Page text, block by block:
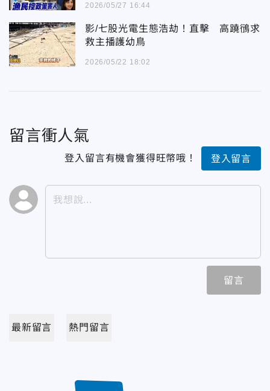
2026/05/27 16:44
影/七股光電生態浩劫！直擊 高蹺鴴求
救主播護幼鳥
2026/05/22 18:02
留言衝人氣
登入留言有機會獲得旺幣哦！ 登入留言
留言
最新留言 熱門留言